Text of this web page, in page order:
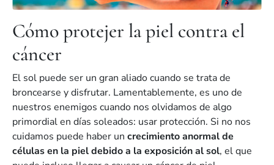
Cómo protejer la piel contra el
cáncer
El sol puede ser un gran aliado cuando se trata de
broncearse y disfrutar. Lamentablemente, es uno de
nuestros enemigos cuando nos olvidamos de algo
primordial en días soleados: usar protección. Si no nos
cuidamos puede haber un crecimiento anormal de
células en la piel debido a la exposición al sol, el que